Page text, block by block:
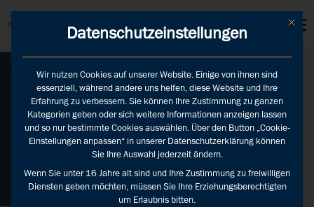
KUNDEN LOGINS
Benchmarkstudie
Banken
Zurück
Mit
Datenschutzeinstellungen
Wir nutzen Cookies auf unserer Website. Einige von ihnen sind
essenziell, während andere uns helfen, diese Website und Ihre
Erfahrung zu verbessern. Sie können Ihre Zustimmung zu ganzen
Kategorien geben oder sich weitere Informationen anzeigen lassen
und so nur bestimmte Cookies auswählen. Über den Button „Cookie-
Einstellungen anpassen“ in unserer Datenschutzerklärung können
Sie Ihre Auswahl jederzeit ändern.
Wenn Sie unter 16 Jahre alt sind und Ihre Zustimmung zu freiwilligen
Diensten geben möchten, müssen Sie Ihre Erziehungsberechtigten
um Erlaubnis bitten.